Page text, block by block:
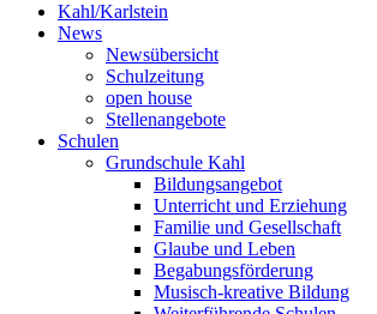
Kahl/Karlstein
News
Newsübersicht
Schulzeitung
open house
Stellenangebote
Schulen
Grundschule Kahl
Bildungsangebot
Unterricht und Erziehung
Familie und Gesellschaft
Glaube und Leben
Begabungsförderung
Musisch-kreative Bildung